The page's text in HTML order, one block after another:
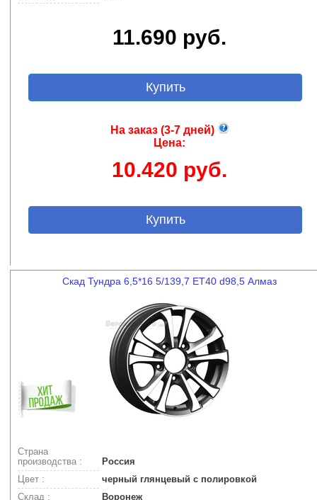
11.690 руб.
Купить
На заказ (3-7 дней)
Цена:
10.420 руб.
Купить
Скад Тундра 6,5*16 5/139,7 ET40 d98,5 Алмаз
Страна
производства :
Россия
Цвет :
черный глянцевый с полировкой
Склад :
Воронеж